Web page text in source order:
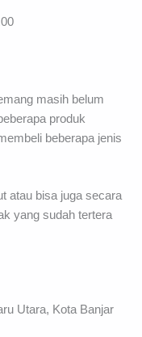
masih belum
produk
beberapa jenis
atau bisa juga secara
yang sudah tertera
Utara, Kota Banjar